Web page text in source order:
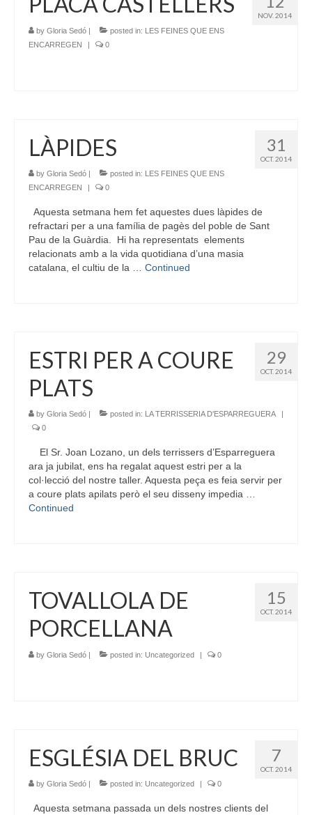
NOV. 2014
by Gloria Sedó | posted in: LES FEINES QUE ENS
ENCARREGEN
| 0
31
OCT. 2014
LÀPIDES
by Gloria Sedó | posted in: LES FEINES QUE ENS
ENCARREGEN
| 0
Aquesta setmana hem fet aquestes dues làpides de
refractari per a una família de pagès del poble de Sant
Pau de la Guàrdia. Hi ha representats elements
relacionats amb a la vida quotidiana d’una masia
catalana, el cultiu de la … Continued
29
OCT. 2014
ESTRI PER A COURE
PLATS
by Gloria Sedó posted in: LA TERRISSERIA D'ESPARREGUERA
0
El Sr. Joan Lozano, un dels terrissers d’Esparreguera
ara ja jubilat, ens ha regalat aquest estri per a la
col·lecció del nostre taller. Aquesta peça es feia servir per
a coure plats apilats però el seu disseny impedia …
Continued
15
OCT. 2014
TOVALLOLA DE
PORCELLANA
by Gloria Sedó | posted in: Uncategorized | 0
7
OCT. 2014
ESGLÉSIA DEL BRUC
by Gloria Sedó | posted in: Uncategorized | 0
Aquesta setmana passada un dels nostres clients del